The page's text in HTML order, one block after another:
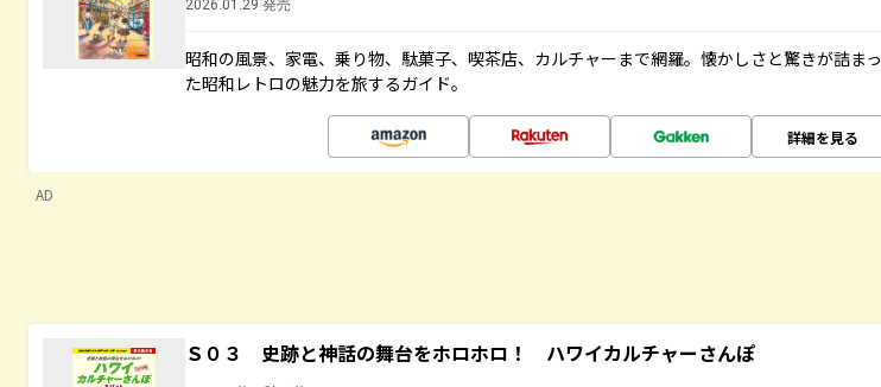
2026.01.29 発売
昭和の風景、家電、乗り物、駄菓子、喫茶店、カルチャーまで網羅。懐かしさと驚きが詰まっ
た昭和レトロの魅力を旅するガイド。
詳細を見る
AD
Ｓ０３ 史跡と神話の舞台をホロホロ！ ハワイカルチャーさんぽ